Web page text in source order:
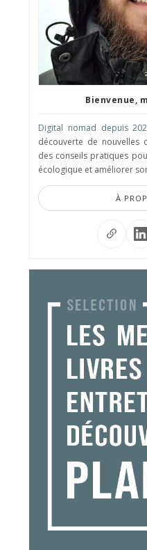
Bienvenue,
Digital nomad depuis
découverte de nouvelles
des conseils pratiques
écologique et améliorer
À